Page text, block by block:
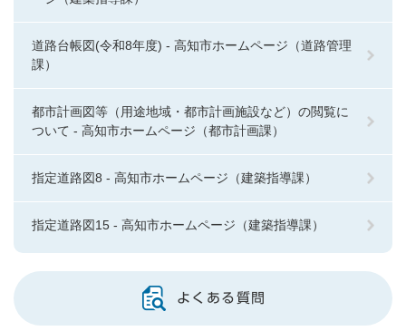
道路台帳図(令和8年度) - 高知市ホームページ（道路管理
課）
都市計画図等（用途地域・都市計画施設など）の閲覧に
ついて - 高知市ホームページ（都市計画課）
指定道路図8 - 高知市ホームページ（建築指導課）
指定道路図15 - 高知市ホームページ（建築指導課）
よくある質問